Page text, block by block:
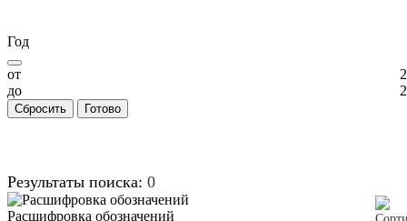
Год
от
до
Сбросить Готово
Результаты поиска: 0
Расшифровка обозначений